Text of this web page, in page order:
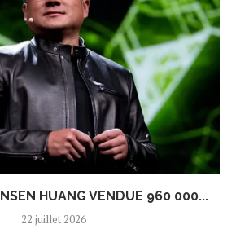
HUANG VENDUE 960 000...
22 juillet 2026